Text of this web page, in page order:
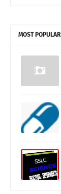
MOST POPULAR